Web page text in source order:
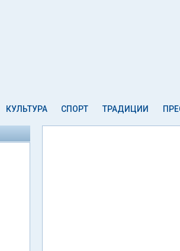
КУЛЬТУРА СПОРТ ТРАДИЦИИ